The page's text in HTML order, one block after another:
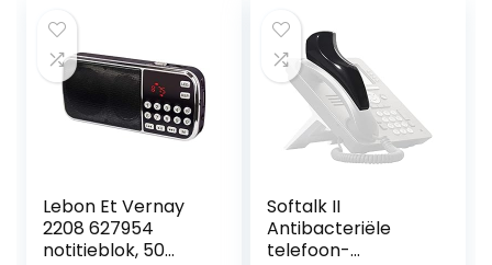
Lebon Et Vernay
2208 627954
notitieblok, 50
Softalk II
Antibacteriële
telefoon-